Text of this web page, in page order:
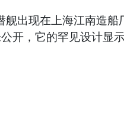
出现在上海江南造
，它的罕见设计显